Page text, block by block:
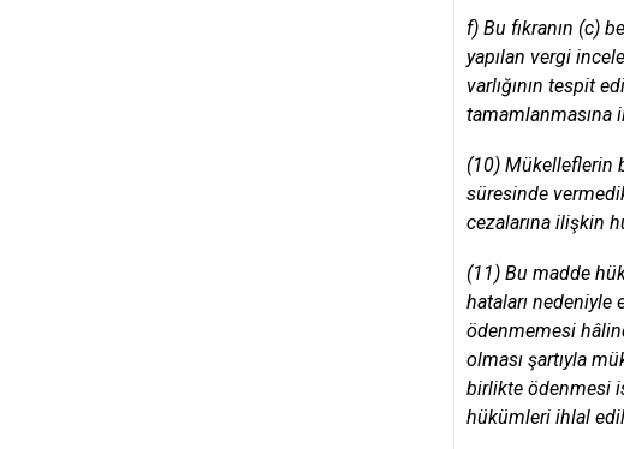
f) Bu fıkranın (c)
yapılan vergi
varlığının tespit
tamamlanmasına
(10) Mükelleflerin
süresinde
cezalarına ilişkin
(11) Bu madde
hataları nedeniyle
ödenmemesi
olması şartıyla
birlikte ödenmesi
hükümleri ihlal